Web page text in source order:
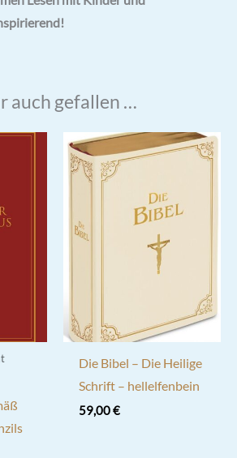
auch gefallen …
Die Bibel – Die Heilige
Schrift – hellelfenbein
59,00€